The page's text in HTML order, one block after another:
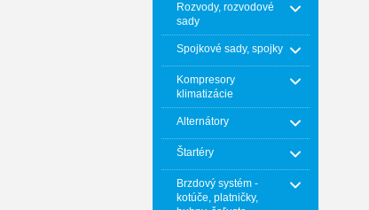
Rozvody, rozvodové
sady
Spojkové sady, spojky
Kompresory
klimatizácie
Alternátory
Štartéry
Brzdový systém -
kotúče, platničky,